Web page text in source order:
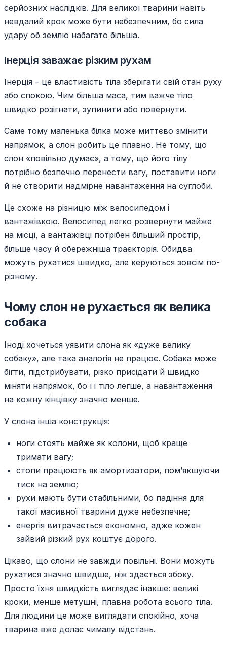
серйозних наслідків. Для великої тварини навіть
невдалий крок може бути небезпечним, бо сила
удару об землю набагато більша.
Інерція заважає різким рухам
Інерція – це властивість тіла зберігати свій стан руху
або спокою. Чим більша маса, тим важче тіло
швидко розігнати, зупинити або повернути.
Саме тому маленька білка може миттєво змінити
напрямок, а слон робить це плавно. Не тому, що
слон «повільно думає», а тому, що його тілу
потрібно безпечно перенести вагу, поставити ноги
й не створити надмірне навантаження на суглоби.
Це схоже на різницю між велосипедом і
вантажівкою. Велосипед легко розвернути майже
на місці, а вантажівці потрібен більший простір,
більше часу й обережніша траєкторія. Обидва
можуть рухатися швидко, але керуються зовсім по-
різному.
Чому слон не рухається як велика
собака
Іноді хочеться уявити слона як «дуже велику
собаку», але така аналогія не працює. Собака може
бігти, підстрибувати, різко присідати й швидко
міняти напрямок, бо її тіло легше, а навантаження
на кожну кінцівку значно менше.
У слона інша конструкція:
ноги стоять майже як колони, щоб краще
тримати вагу;
стопи працюють як амортизатори, пом’якшуючи
тиск на землю;
рухи мають бути стабільними, бо падіння для
такої масивної тварини дуже небезпечне;
енергія витрачається економно, адже кожен
зайвий різкий рух коштує дорого.
Цікаво, що слони не завжди повільні. Вони можуть
рухатися значно швидше, ніж здається збоку.
Просто їхня швидкість виглядає інакше: великі
кроки, менше метушні, плавна робота всього тіла.
Для людини це може виглядати спокійно, хоча
тварина вже долає чималу відстань.